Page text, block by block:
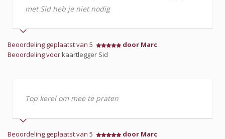
met Sid heb je niet nodig
Beoordeling geplaatst van 5
door Marc
Beoordeling voorkaartlegger Sid
Top kerel om mee te praten
Beoordeling geplaatst van 5
door Marc